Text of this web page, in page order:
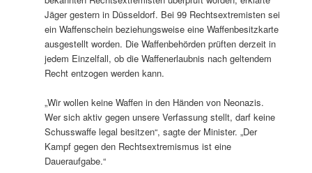
Jäger gestern in Düsseldorf. Bei 99 Rechtsextremisten sei
ein Waffenschein beziehungsweise eine Waffenbesitzkarte
ausgestellt worden. Die Waffenbehörden prüften derzeit in
jedem Einzelfall, ob die Waffenerlaubnis nach geltendem
Recht entzogen werden kann.
„Wir wollen keine Waffen in den Händen von Neonazis.
Wer sich aktiv gegen unsere Verfassung stellt, darf keine
Schusswaffe legal besitzen“, sagte der Minister. „Der
Kampf gegen den Rechtsextremismus ist eine
Daueraufgabe.“